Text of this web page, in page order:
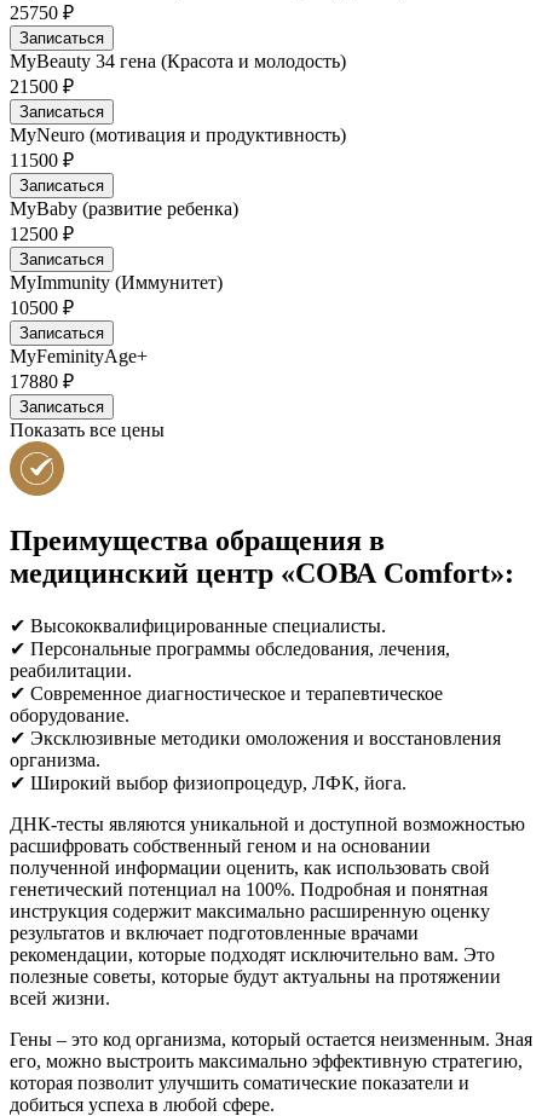
25750 ₽
Записаться
MyBeauty 34 гена (Красота и молодость)
21500 ₽
Записаться
MyNeuro (мотивация и продуктивность)
11500 ₽
Записаться
MyBaby (развитие ребенка)
12500 ₽
Записаться
MyImmunity (Иммунитет)
10500 ₽
Записаться
MyFeminityAge+
17880 ₽
Записаться
Показать все цены
Преимущества обращения в
медицинский центр «СОВА Comfort»:
✔ Высококвалифицированные специалисты.
✔ Персональные программы обследования, лечения,
реабилитации.
✔ Современное диагностическое и терапевтическое
оборудование.
✔ Эксклюзивные методики омоложения и восстановления
организма.
✔ Широкий выбор физиопроцедур, ЛФК, йога.
ДНК-тесты являются уникальной и доступной возможностью
расшифровать собственный геном и на основании
полученной информации оценить, как использовать свой
генетический потенциал на 100%. Подробная и понятная
инструкция содержит максимально расширенную оценку
результатов и включает подготовленные врачами
рекомендации, которые подходят исключительно вам. Это
полезные советы, которые будут актуальны на протяжении
всей жизни.
Гены – это код организма, который остается неизменным. Зная
его, можно выстроить максимально эффективную стратегию,
которая позволит улучшить соматические показатели и
добиться успеха в любой сфере.